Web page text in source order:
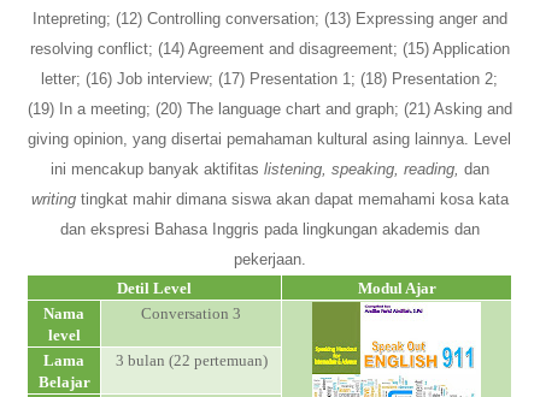
The Most Popular IELTS Preparation in
Semarang
Intepreting; (12) Controlling conversation; (13) Expressing anger and
resolving conflict; (14) Agreement and disagreement; (15) Application
letter; (16) Job interview; (17) Presentation 1; (18) Presentation 2;
(19) In a meeting; (20) The language chart and graph; (21) Asking and
giving opinion, yang disertai pemahaman kultural asing lainnya. Level
ini mencakup banyak aktifitas listening, speaking, reading, dan
writingtingkat mahir dimana siswa akan dapat memahami kosa kata
dan ekspresi Bahasa Inggris pada lingkungan akademis dan
pekerjaan.
Detil Level
Modul Ajar
Nama
level
Conversation 3
Lama
Belajar
3 bulan (22 pertemuan)